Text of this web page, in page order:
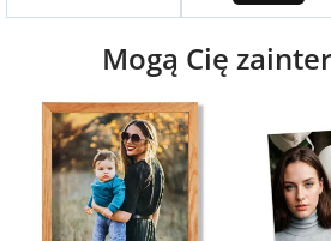
na wieczór
panieński
na wieczór
kawalerski
Mogą Cię